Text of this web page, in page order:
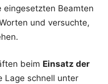
Beamten
und versuchte,
beim Einsatz der
Lage schnell unter